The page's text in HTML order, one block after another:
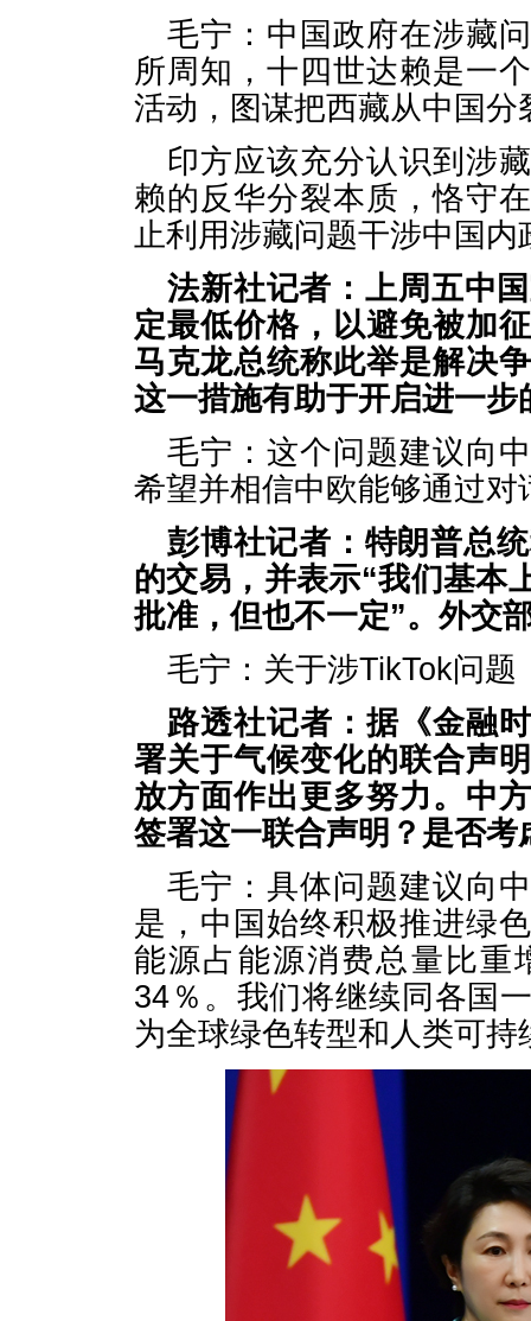
毛宁：中国政府在涉藏
所周知，十四世达赖是一
活动，图谋把西藏从中国
印方应该充分认识到涉
赖的反华分裂本质，恪守
止利用涉藏问题干涉中国
法新社记者：上周五中
定最低价格，以避免被加
马克龙总统称此举是解决
这一措施有助于开启进一
毛宁：这个问题建议向
希望并相信中欧能够通过
彭博社记者：特朗普总
的交易，并表示“我们基本
批准，但也不一定”。外交
毛宁：关于涉TikTok问
路透社记者：据《金融
署关于气候变化的联合声
放方面作出更多努力。中
签署这一联合声明？是否
毛宁：具体问题建议向
是，中国始终积极推进绿
能源占能源消费总量比重
34％。我们将继续同各国
为全球绿色转型和人类可